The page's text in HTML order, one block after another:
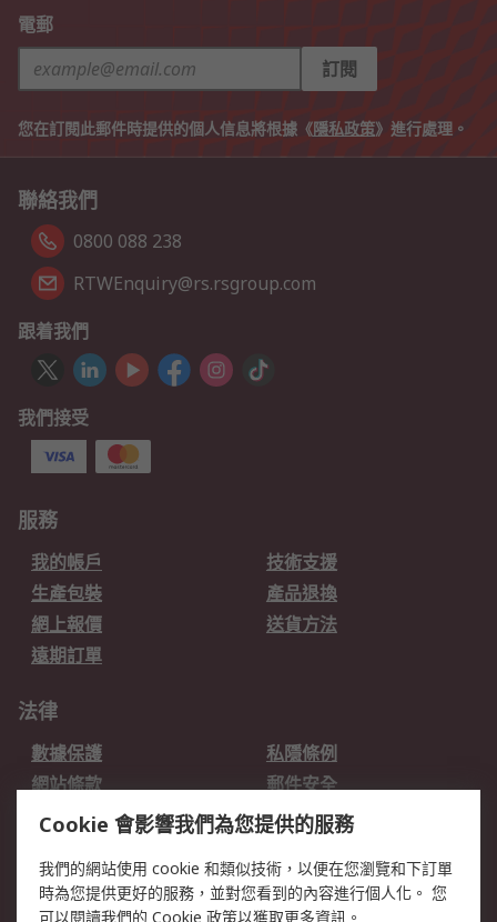
電郵
訂閱
您在訂閱此郵件時提供的個人信息將根據《隱私政策》進行處理。
聯絡我們
0800 088 238
RTWEnquiry@rs.rsgroup.com
跟着我們
我們接受
服務
我的帳戶
技術支援
生產包裝
產品退換
網上報價
送貨方法
遠期訂單
法律
數據保護
私隱條例
網站條款
郵件安全
销售条款和条件
關於RS
RS的歷史 關於RS
Cookie 會影響我們為您提供的服務
我們的網站使用 cookie 和類似技術，以便在您瀏覽和下訂單
時為您提供更好的服務，並對您看到的內容進行個人化。 您
可以閱讀我們的 Cookie 政策以獲取更多資訊。